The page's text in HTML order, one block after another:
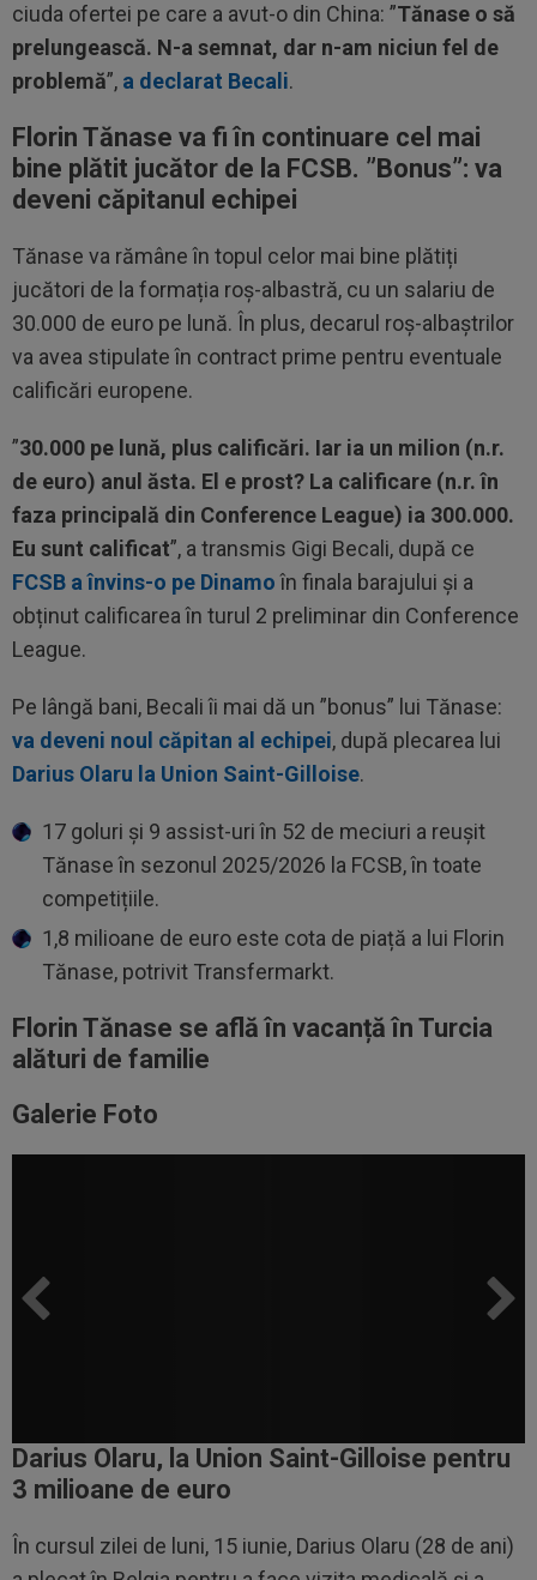
ciuda ofertei pe care a avut-o din China: ”Tănase o să
prelungească. N-a semnat, dar n-am niciun fel de
problemă”, a declarat Becali.
Florin Tănase va fi în continuare cel mai
bine plătit jucător de la FCSB. ”Bonus”: va
deveni căpitanul echipei
Tănase va rămâne în topul celor mai bine plătiți
jucători de la formația roș-albastră, cu un salariu de
30.000 de euro pe lună. În plus, decarul roș-albaștrilor
va avea stipulate în contract prime pentru eventuale
calificări europene.
”30.000 pe lună, plus calificări. Iar ia un milion (n.r.
de euro) anul ăsta. El e prost? La calificare (n.r. în
faza principală din Conference League) ia 300.000.
Eu sunt calificat”, a transmis Gigi Becali, după ce
FCSB a învins-o pe Dinamoîn finala barajului și a
obținut calificarea în turul 2 preliminar din Conference
League.
Pe lângă bani, Becali îi mai dă un ”bonus” lui Tănase:
va deveni noul căpitan al echipei, după plecarea lui
Darius Olaru la Union Saint-Gilloise.
17 goluri și 9 assist-uri în 52 de meciuri a reușit
Tănase în sezonul 2025/2026 la FCSB, în toate
competițiile.
1,8 milioane de euro este cota de piață a lui Florin
Tănase, potrivit Transfermarkt.
Florin Tănase se află în vacanță în Turcia
alături de familie
Galerie Foto
Darius Olaru, la Union Saint-Gilloise pentru
3 milioane de euro
În cursul zilei de luni, 15 iunie, Darius Olaru (28 de ani)